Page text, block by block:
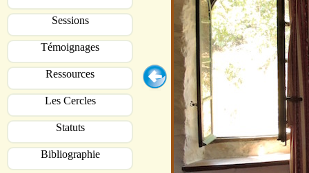
Sessions
Témoignages
Ressources
Les Cercles
Statuts
Bibliographie